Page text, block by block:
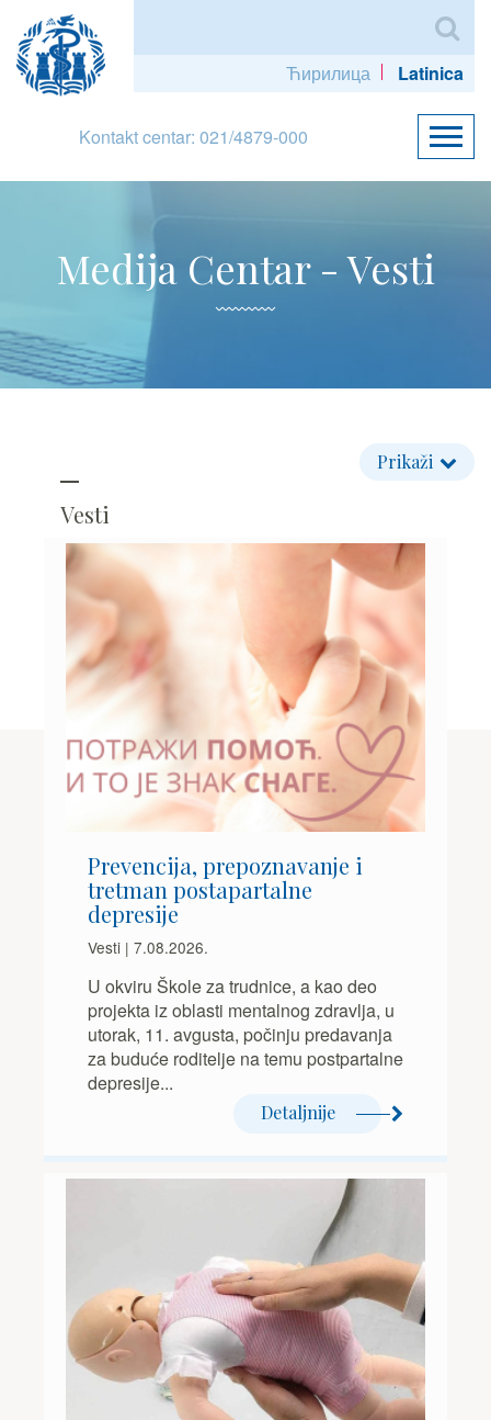
Ћирилица Latinica
Kontakt centar: 021/4879-000
Medija Centar - Vesti
Prikaži
Vesti
Prevencija, prepoznavanje i
tretman postapartalne
depresije
Vesti | 7.08.2026.
U okviru Škole za trudnice, a kao deo
projekta iz oblasti mentalnog zdravlja, u
utorak, 11. avgusta, počinju predavanja
za buduće roditelje na temu postpartalne
depresije...
Detaljnije